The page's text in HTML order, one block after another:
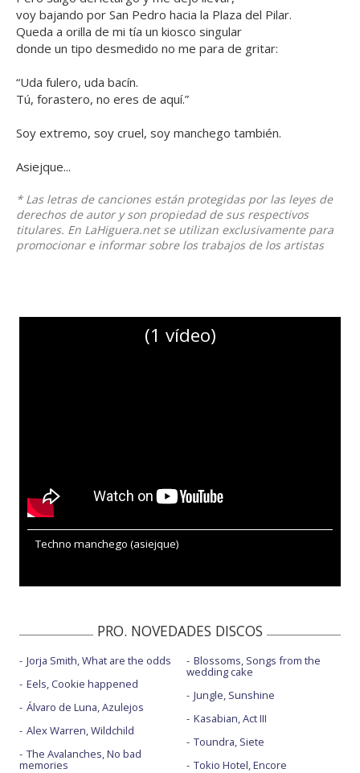
voy bajando por San Pedro hacia la Plaza del Pilar.
Queda a orilla de mi tía un kiosco singular
donde un tipo desmedido no me para de gritar:
“Uda fulero, uda bacín.
Tú, forastero, no eres de aquí.”
Soy extremo, soy cruel, soy manchego también.
Asiejque...
* Las letras de canciones están protegidas por las leyes de
derechos de autor y son propiedad de sus respectivos
titulares. En LaHiguera.net se utilizan exclusivamente para
promocionar e informar sobre los trabajos de los artistas
(1 vídeo)
Techno manchego (asiejque)
PRO. NOVEDADES DISCOS
Jorja Smith, What are the odds
Eels, Cookie happened
Álvaro de Luna, Azulejos
Alex Warren, Wildchild
The Avalanches, No bad
memories
Blossoms, Songs from the
wedding cake
Jungle, Sunshine
Kasabian, Act III
Toundra, Siete
Tokio Hotel, Encore